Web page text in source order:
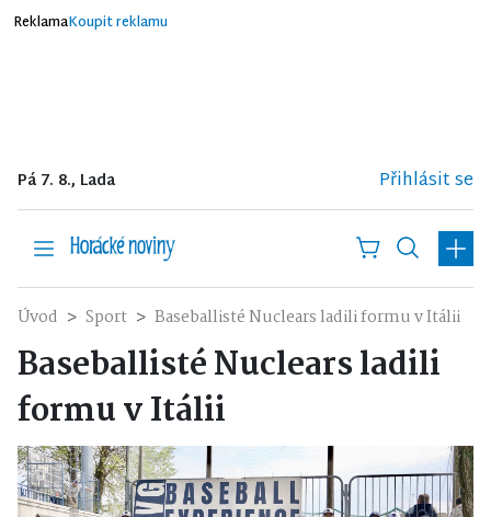
ReklamaKoupit reklamu
Pá 7. 8., Lada Přihlásit se
Úvod Sport Baseballisté Nuclears ladili formu v Itálii
Baseballisté Nuclears ladili
formu v Itálii